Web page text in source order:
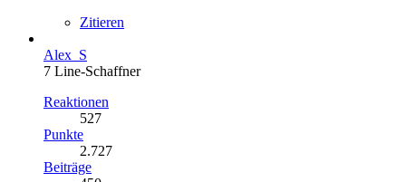
Zitieren
Alex_S
7 Line-Schaffner
Reaktionen
527
Punkte
2.727
Beiträge